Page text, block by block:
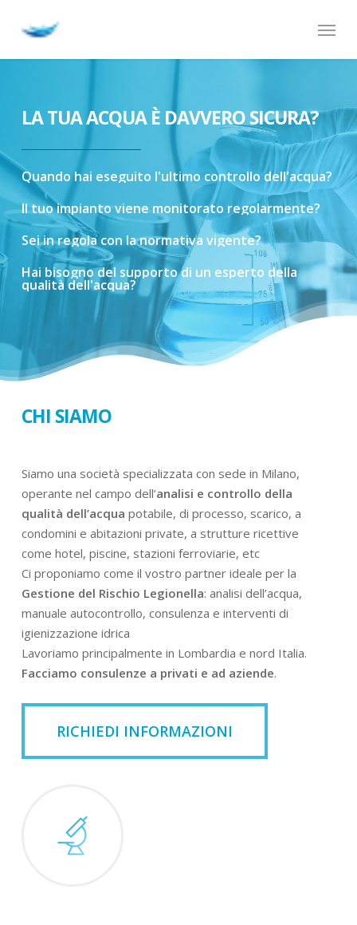
Menu
LA TUA ACQUA È DAVVERO SICURA?
Quando hai eseguito l'ultimo controllo dell'acqua?
Il tuoimpianto viene monitorato regolarmente?
Seiinregola con lanormativa vigente?
Hai bisognodel supportodi un esperto della
qualitàdell'acqua?
CHI SIAMO
Siamo una società specializzata con sede in Milano,
operante nel campo dell’analisi e controllo della
qualità dell’acqua potabile, di processo, scarico, a
condomini e abitazioni private, a strutture ricettive
come hotel, piscine, stazioni ferroviarie, etc
Ci proponiamo come il vostro partner ideale per la
Gestione del Rischio Legionella: analisi dell’acqua,
manuale autocontrollo, consulenza e interventi di
igienizzazione idrica
Lavoriamo principalmente in Lombardia e nord Italia.
Facciamo consulenze a privati e ad aziende.
RICHIEDI INFORMAZIONI